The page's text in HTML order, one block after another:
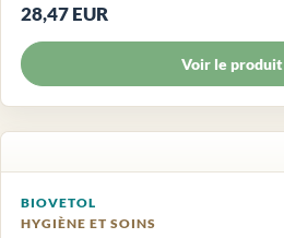
28,47 EUR
Voir le produit
BIOVETOL
HYGIÈNE ET SOINS